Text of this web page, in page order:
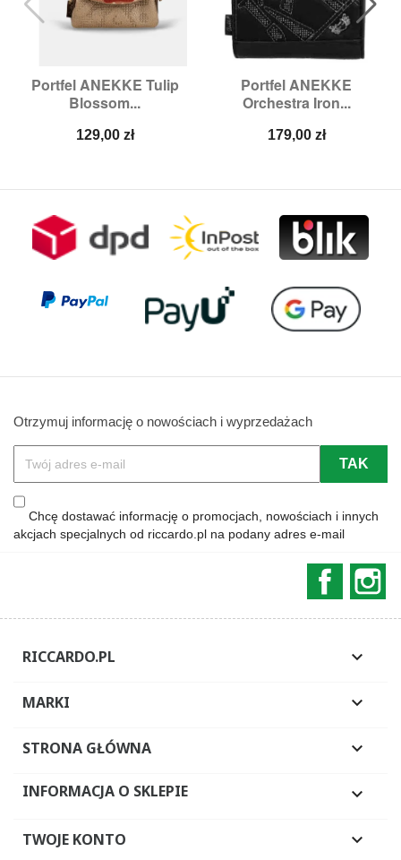
Portfel ANEKKE Tulip
Blossom...
Cena
129,00 zł
Portfel ANEKKE
Orchestra Iron...
Cena
179,00 zł
Otrzymuj informację o nowościach i wyprzedażach
Chcę dostawać informację o promocjach, nowościach i innych
akcjach specjalnych od riccardo.pl na podany adres e-mail
RICCARDO.PL 
MARKI 
STRONA GŁÓWNA 
INFORMACJA O SKLEPIE 
TWOJE KONTO 